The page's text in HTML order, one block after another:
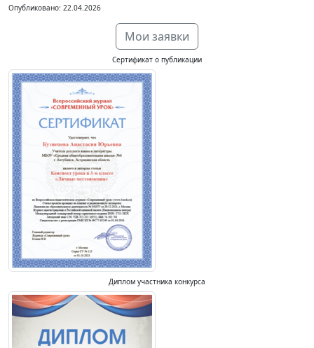
Опубликовано: 22.04.2026
Мои заявки
Сертификат о публикации
Диплом участника конкурса